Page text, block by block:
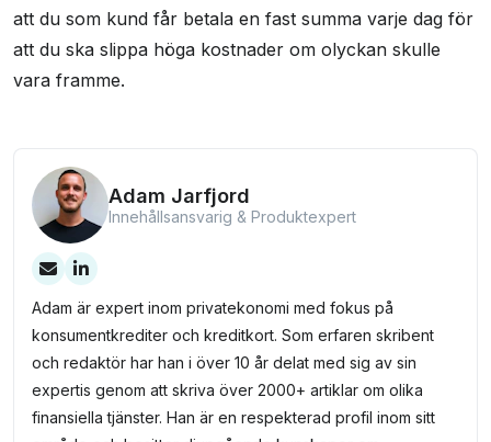
att du som kund får betala en fast summa varje dag för
att du ska slippa höga kostnader om olyckan skulle
vara framme.
Adam Jarfjord
Innehållsansvarig & Produktexpert
Adam är expert inom privatekonomi med fokus på
konsumentkrediter och kreditkort. Som erfaren skribent
och redaktör har han i över 10 år delat med sig av sin
expertis genom att skriva över 2000+ artiklar om olika
finansiella tjänster. Han är en respekterad profil inom sitt